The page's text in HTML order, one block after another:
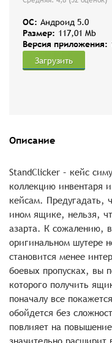
OC: Андроид 5.0
Размер: 117,01 Mb
Версия приложения:
Загрузить
Описание
StandClicker – кейс
коллекцию инвентаря
кейсам. Предугадать,
ином ящике, нельзя,
азарта. К сожалению,
оригинальном шутере
становится менее
боевых пропусках, вы
которого получить
поначалу все
обойдется без
повлияет на
значительно